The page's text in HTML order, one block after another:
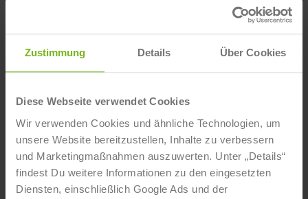
Zustimmung Details Über Cookies
Diese Webseite verwendet Cookies
Wir verwenden Cookies und ähnliche Technologien, um
unsere Website bereitzustellen, Inhalte zu verbessern
und Marketingmaßnahmen auszuwerten. Unter „Details“
findest Du weitere Informationen zu den eingesetzten
Diensten, einschließlich Google Ads und der
Mit dem Erhalt Deiner Master-Urkunde reichst Du
für die Zertifikatsbeantragung die entsprechenden
Leistungsnachweise aus Deinem Studium beim
findest Du in Deinem Online-Campus, füllst es aus
die erbrachten Leistungen.Eine Mitgliedschaft im
DVGS ist hierfür Voraussetzung.
Schritt 3: